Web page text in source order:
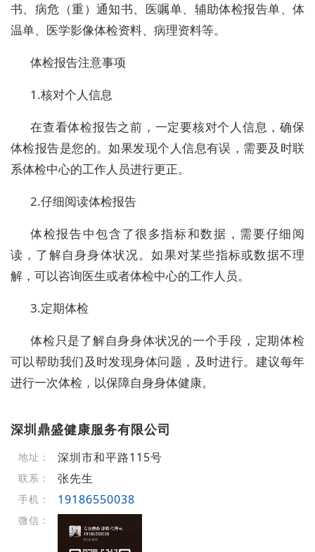
书、病危（重）通知书、医嘱单、辅助体检报告单、体
温单、医学影像体检资料、病理资料等。
体检报告注意事项
1.核对个人信息
在查看体检报告之前，一定要核对个人信息，确保
体检报告是您的。如果发现个人信息有误，需要及时联
系体检中心的工作人员进行更正。
2.仔细阅读体检报告
体检报告中包含了很多指标和数据，需要仔细阅
读，了解自身身体状况。如果对某些指标或数据不理
解，可以咨询医生或者体检中心的工作人员。
3.定期体检
体检只是了解自身身体状况的一个手段，定期体检
可以帮助我们及时发现身体问题，及时进行。建议每年
进行一次体检，以保障自身身体健康。
深圳鼎盛健康服务有限公司
地址： 深圳市和平路115号
联系： 张先生
手机： 19186550038
微信：